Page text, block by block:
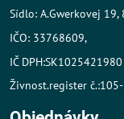
Sídlo: A.Gwerkovej
IČO: 33768609,
IČ DPH:SK1025421980
Živnost.register